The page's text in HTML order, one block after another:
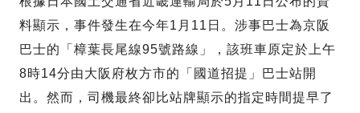
料顯示，事件發生在今年1月11日。涉事巴士為京阪
巴士的「樟葉長尾線95號路線」，該班車原定於上午
8時14分由大阪府枚方市的「國道招提」巴士站開
出。然而，司機最終卻比站牌顯示的指定時間提早了